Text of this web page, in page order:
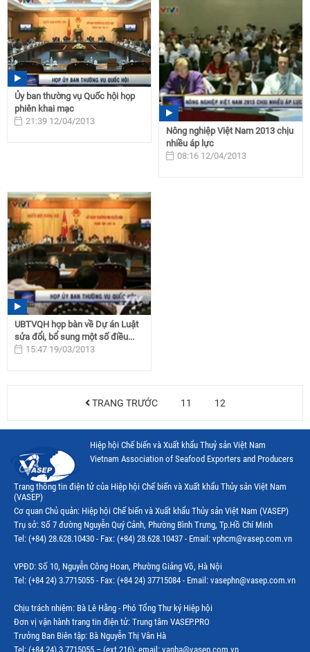
Ủy ban thường vụ Quốc hội họp
phiên khai mạc
21:39 12/04/2013
Nông nghiệp Việt Nam 2013 chịu
nhiều áp lực
08:16 12/04/2013
UBTVQH họp bàn về Dự án Luật
sửa đổi, bổ sung một số điều...
15:47 19/03/2013
TRANG TRƯỚC 11 12
Hiệp hội Chế biến và Xuất khẩu Thuỷ sản Việt Nam
Vietnam Association of Seafood Exporters and Producers
Trang thông tin điện tử của Hiệp hội Chế biến và Xuất khẩu Thủy sản Việt Nam
(VASEP)
Cơ quan Chủ quản: Hiệp hội Chế biến và Xuất khẩu Thủy sản Việt Nam (VASEP)
Trụ sở: Số 7 đường Nguyễn Quý Cảnh, Phường Bình Trưng, Tp.Hồ Chí Minh
Tel: (+84) 28.628.10430 - Fax: (+84) 28.628.10437 - Email: vphcm@vasep.com.vn
VPĐD: Số 10, Nguyễn Công Hoan, Phường Giảng Võ, Hà Nội
Tel: (+84 24) 3.7715055 - Fax: (+84 24) 37715084 - Email: vasephn@vasep.com.vn
Chịu trách nhiệm: Bà Lê Hằng - Phó Tổng Thư ký Hiệp hội
Đơn vị vận hành trang tin điện tử: Trung tâm VASEP.PRO
Trưởng Ban Biên tập: Bà Nguyễn Thị Vân Hà
Tel: (+84 24) 3.7715055 – (ext.216); email: vanha@vasep.com.vn